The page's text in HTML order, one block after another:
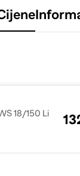
18/150 Li